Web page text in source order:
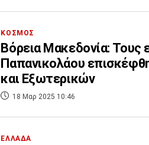
ΚΟΣΜΟΣ
Βόρεια Μακεδονία: Τους
Παπανικολάου
και Εξωτερικών
18 Μαρ 2025 10:46
ΕΛΛΑΔΑ